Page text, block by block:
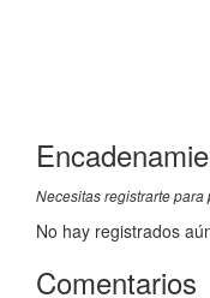
Necesitas registrarte
No hay registrados
Comentarios